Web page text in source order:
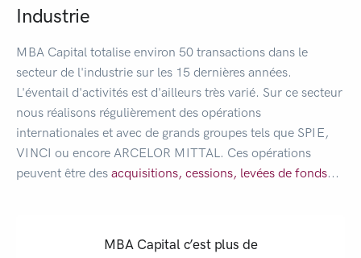
Industrie
MBA Capital totalise environ 50 transactions dans le
secteur de l'industrie sur les 15 dernières années.
L'éventail d'activités est d'ailleurs très varié. Sur ce secteur
nous réalisons régulièrement des opérations
internationales et avec de grands groupes tels que SPIE,
VINCI ou encore ARCELOR MITTAL. Ces opérations
peuvent être des acquisitions, cessions, levées de fonds...
MBA Capital c’est plus de